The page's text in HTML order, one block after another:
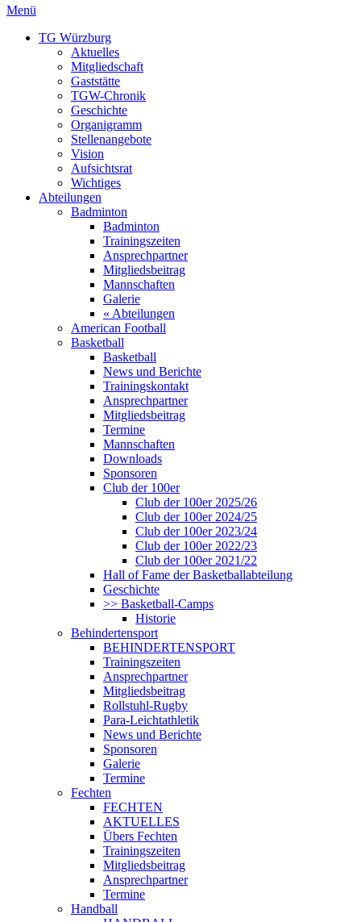
Menü
TG Würzburg
Aktuelles
Mitgliedschaft
Gaststätte
TGW-Chronik
Geschichte
Organigramm
Stellenangebote
Vision
Aufsichtsrat
Wichtiges
Abteilungen
Badminton
Badminton
Trainingszeiten
Ansprechpartner
Mitgliedsbeitrag
Mannschaften
Galerie
« Abteilungen
American Football
Basketball
Basketball
News und Berichte
Trainingskontakt
Ansprechpartner
Mitgliedsbeitrag
Termine
Mannschaften
Downloads
Sponsoren
Club der 100er
Club der 100er 2025/26
Club der 100er 2024/25
Club der 100er 2023/24
Club der 100er 2022/23
Club der 100er 2021/22
Hall of Fame der Basketballabteilung
Geschichte
>> Basketball-Camps
Historie
Behindertensport
BEHINDERTENSPORT
Trainingszeiten
Ansprechpartner
Mitgliedsbeitrag
Rollstuhl-Rugby
Para-Leichtathletik
News und Berichte
Sponsoren
Galerie
Termine
Fechten
FECHTEN
AKTUELLES
Übers Fechten
Trainingszeiten
Mitgliedsbeitrag
Ansprechpartner
Termine
Handball